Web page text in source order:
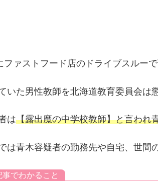
ファストフード店のドライブスルー
いた男性教師を北海道教育委員会は
は【露出魔の中学校教師】と言われ
は青木容疑者の勤務先や自宅、世間
事でわかること